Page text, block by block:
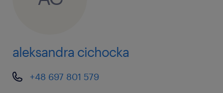
aleksandra cichocka
+48 697 801 579